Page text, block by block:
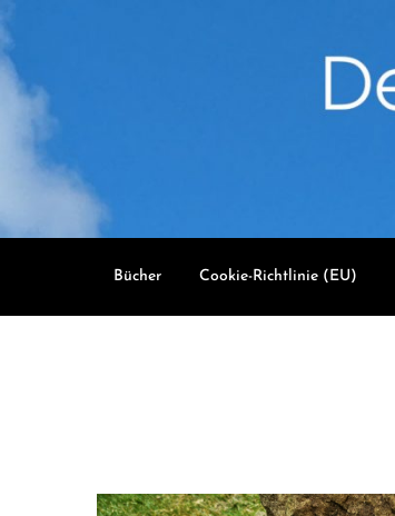
content
Bücher Cookie-Richtlinie (EU)